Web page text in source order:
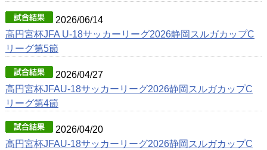
2026/06/14
高円宮杯JFA U-18サッカーリーグ2026静岡スルガカップC
リーグ第5節
2026/04/27
高円宮杯JFAU-18サッカーリーグ2026静岡スルガカップC
リーグ第4節
2026/04/20
高円宮杯JFAU-18サッカーリーグ2026静岡スルガカップC